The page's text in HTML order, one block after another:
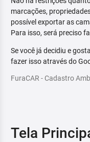
marcações,
possível exportar as
Para isso, será preciso
Se você já decidiu e
fazer isso através do
FuraCAR - Cadastro
Tela